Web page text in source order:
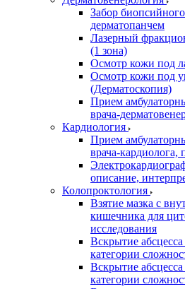
Забор
дерматопанчем
Лазерный
(1 зона)
Осмотр кожи под
Осмотр кожи под
(Дерматоскопия)
Прием
врача-
Кардиология
Прием
врача-кардиолога,
описание,
Колопроктология
Взятие мазка с
кишечника для
исследования
Вскрытие
категории
Вскрытие
категории